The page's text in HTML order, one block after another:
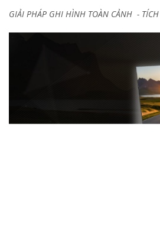
GIẢI PHÁP GHI HÌNH TOÀN CẢNH -